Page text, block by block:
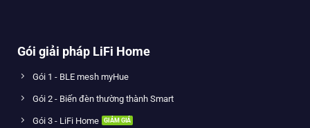
Gói giải pháp LiFi Home
Gói 1 - BLE mesh myHue
Gói 2 - Biến đèn thường thành Smart
Gói 3 - LiFi Home